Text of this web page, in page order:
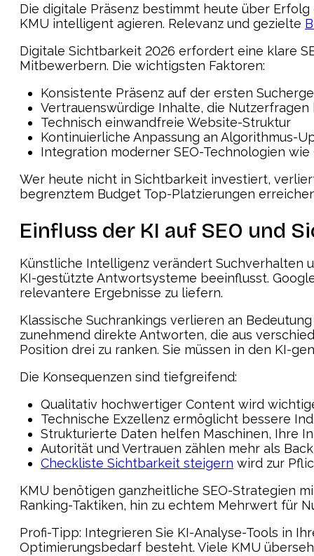
Die digitale Präsenz bestimmt heute über
KMU intelligent agieren. Relevanz und gezielte
Digitale Sichtbarkeit 2026 erfordert eine klare
Mitbewerbern. Die wichtigsten Faktoren:
Konsistente Präsenz auf der ersten
Vertrauenswürdige Inhalte, die
Technisch einwandfreie Website-Struktur
Kontinuierliche Anpassung an Algorithmus-
Integration moderner SEO-Technologien wie
Wer heute nicht in Sichtbarkeit investiert,
begrenztem Budget Top-Platzierungen
Einfluss der KI auf SEO und
Künstliche Intelligenz verändert Suchverhalten
KI-gestützte Antwortsysteme beeinflusst.
relevantere Ergebnisse zu liefern.
Klassische Suchrankings verlieren an
zunehmend direkte Antworten, die aus
Position drei zu ranken. Sie müssen in den KI-
Die Konsequenzen sind tiefgreifend:
Qualitativ hochwertiger Content wird
Technische Exzellenz ermöglicht bessere
Strukturierte Daten helfen Maschinen, Ihre
Autorität und Vertrauen zählen mehr als
Checkliste Sichtbarkeit steigern wird zur
KMU benötigen ganzheitliche SEO-Strategien
Ranking-Taktiken, hin zu echtem Mehrwert für
Profi-Tipp: Integrieren Sie KI-Analyse-Tools in
Optimierungsbedarf besteht. Viele KMU